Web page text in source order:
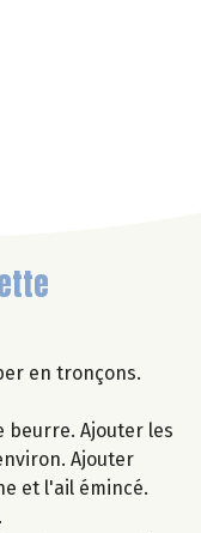
en tronçons.
beurre. Ajouter les
Ajouter
et l'ail émincé.